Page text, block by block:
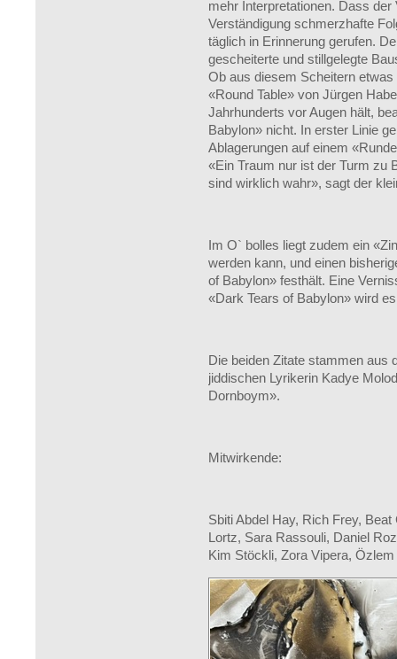
mehr Interpretationen. Dass
Verständigung schmerzhafte
täglich in Erinnerung gerufen.
gescheiterte und stillgelegte
Ob aus diesem Scheitern
«Round Table» von Jürgen
Jahrhunderts vor Augen hält,
Babylon» nicht. In erster Linie
Ablagerungen auf einem
«Ein Traum nur ist der Turm zu
sind wirklich wahr», sagt der
Im O` bolles liegt zudem ein
werden kann, und einen
of Babylon» festhält. Eine
«Dark Tears of Babylon» wird
Die beiden Zitate stammen aus
jiddischen Lyrikerin Kadye
Dornboym».
Mitwirkende:
Sbiti Abdel Hay, Rich Frey,
Lortz, Sara Rassouli, Daniel
Kim Stöckli, Zora Vipera,